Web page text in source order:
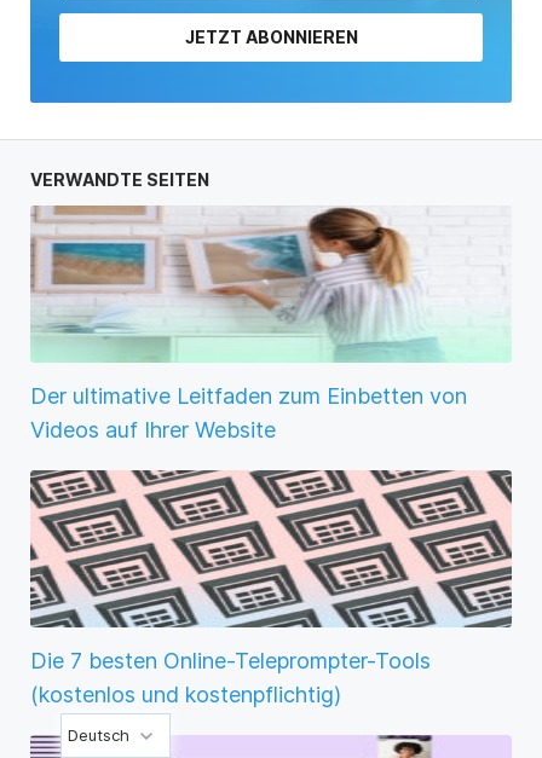
JETZT ABONNIEREN
VERWANDTE SEITEN
Der ultimative Leitfaden zum Einbetten von
Videos auf Ihrer Website
Die 7 besten Online-Teleprompter-Tools
(kostenlos und kostenpflichtig)
Deutsch